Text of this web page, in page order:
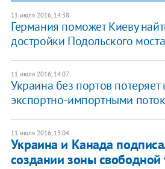
11 июля 2016, 14:38
Германия поможет Киеву
достройки Подольского моста
11 июля 2016, 14:07
Украина без портов потеряет
экспортно-импортными
11 июля 2016, 13:04
Украина и Канада
создании зоны свободной